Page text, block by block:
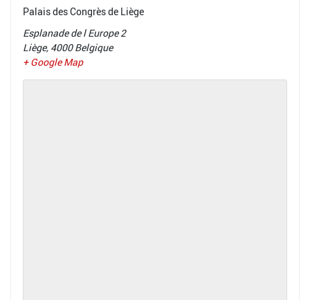
Palais des Congrès de Liège
Esplanade de l Europe 2
Liège, 4000 Belgique
+ Google Map